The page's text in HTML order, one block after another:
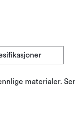
materialer.